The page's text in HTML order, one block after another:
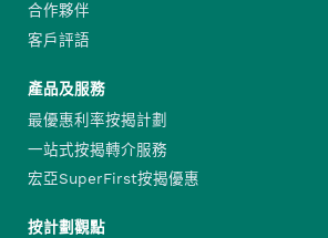
合作夥伴
客戶評語
產品及服務
最優惠利率按揭計劃
一站式按揭轉介服務
宏亞SuperFirst按揭優惠
按計劃觀點